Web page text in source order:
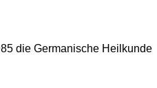
die Germanische Heilkunde